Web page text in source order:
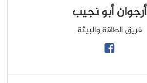
أرجوان أبو نجيب
فريق الطاقة والبيئة